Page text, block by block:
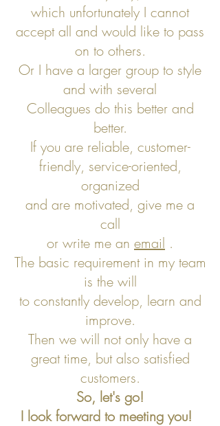
which unfortunately I cannot
accept all and would like to pass
on to others.
Or I have a larger group to style
and with several
Colleagues do this better and
better.
If you are reliable, customer-
friendly, service-oriented,
organized
and are motivated, give me a
call
or write me an email .
The basic requirement in my team
is the will
to constantly develop, learn and
improve.
Then we will not only have a
great time, but also satisfied
customers.
So, let's go!
I look forward to meeting you!